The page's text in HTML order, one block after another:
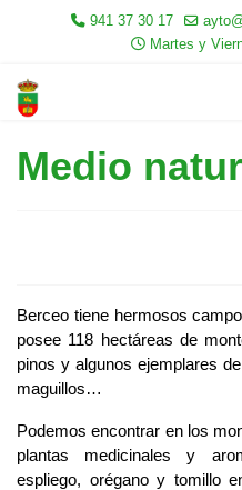
941 37 30 17
Martes y
Medio
Berceo tiene hermosos
posee 118 hectáreas de
pinos y algunos ejemplares
maguillos…
Podemos encontrar en los
plantas medicinales y
espliego, orégano y tomillo